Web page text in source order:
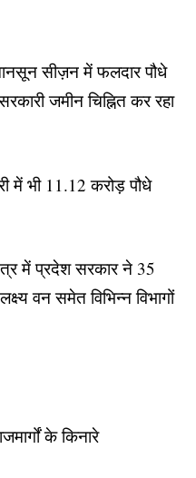
सीज़न में फलदार पौधे
जमीन चिह्नित कर रहा
में भी 11.12 करोड़ पौधे
में प्रदेश सरकार ने 35
वन समेत विभिन्न विभागों
के किनारे